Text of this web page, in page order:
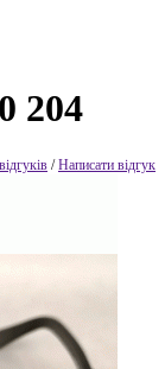
204
/Написати відгук